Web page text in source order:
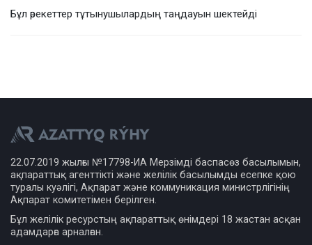
Бұл әрекеттер тұтынушылардың таңдауын шектейді
22.07.2019 жылғы №17798-ИА Мерзімді баспасөз басылымын,
ақпараттық агенттікті және желілік басылымды есепке қою
туралы куәлігі, Ақпарат және коммуникация министрлігінің
Ақпарат комитетімен берілген.
Бұл желілік ресурстың ақпараттық өнімдері 18 жастан асқан
адамдарға арналған.